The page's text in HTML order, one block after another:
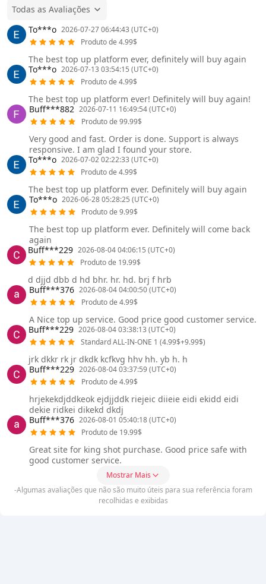
Todas as Avaliações
To***o 2026-07-27 06:44:43 (UTC+0)
Produto de 4.99$
The best top up platform ever, definitely will buy again
To***o 2026-07-13 03:54:15 (UTC+0)
Produto de 4.99$
The best top up platform ever! Definitely will buy again!
Buff***882 2026-07-11 16:49:54 (UTC+0)
Produto de 99.99$
Very good and fast. Order is done. Support is always
responsive. I am glad I found your store.
To***o 2026-07-02 02:22:33 (UTC+0)
Produto de 4.99$
The best top up platform ever. Definitely will buy again
To***o 2026-06-28 05:28:25 (UTC+0)
Produto de 9.99$
The best top up platform ever. Definitely will come back
again
Buff***229 2026-08-04 04:06:15 (UTC+0)
Produto de 19.99$
d djjd dbb d hd bhr. hr. hd. brj f hrb
Buff***376 2026-08-04 04:00:50 (UTC+0)
Produto de 4.99$
A Nice top up service. Good price good customer service.
Buff***229 2026-08-04 03:38:13 (UTC+0)
Standard ALL-IN-ONE 1 (4.99$+9.99$)
jrk dkkr rk jr dkdk kcfkvg hhv hh. yb h. h
Buff***229 2026-08-04 03:37:59 (UTC+0)
Produto de 4.99$
hrjekekdjddkeok ejdjjddk riejeic diieie eidi ekidd eidi
dekie ridkei dikekd dkdj
Buff***376 2026-08-01 05:40:18 (UTC+0)
Produto de 19.99$
Great site for king shot purchase. Good price safe with
good customer service.
Mostrar Mais
-Algumas avaliações que não são muito úteis para sua referência foram
recolhidas e exibidas